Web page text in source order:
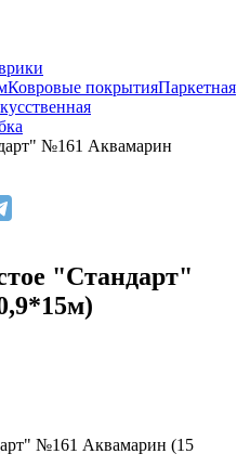
Ковровые покрытияПаркетная
№161 Аквамарин
"Стандарт"
№161 Аквамарин (15